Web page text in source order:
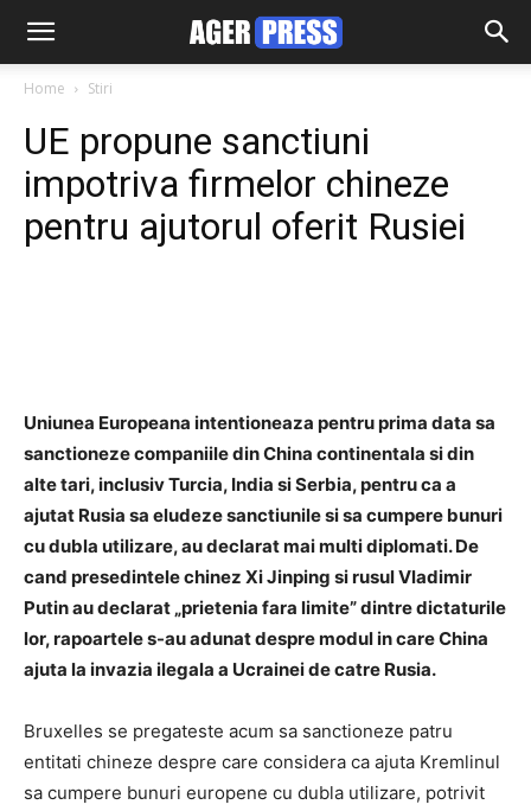
Home Stiri
UE propune sanctiuni
impotriva firmelor chineze
pentru ajutorul oferit Rusiei
Uniunea Europeana intentioneaza pentru prima data sa
sanctioneze companiile din China continentala si din
alte tari, inclusiv Turcia, India si Serbia, pentru ca a
ajutat Rusia sa eludeze sanctiunile si sa cumpere bunuri
cu dubla utilizare, au declarat mai multi diplomati. De
cand presedintele chinez Xi Jinping si rusul Vladimir
Putin au declarat „prietenia fara limite” dintre dictaturile
lor, rapoartele s-au adunat despre modul in care China
ajuta la invazia ilegala a Ucrainei de catre Rusia.
Bruxelles se pregateste acum sa sanctioneze patru
entitati chineze despre care considera ca ajuta Kremlinul
sa cumpere bunuri europene cu dubla utilizare, potrivit